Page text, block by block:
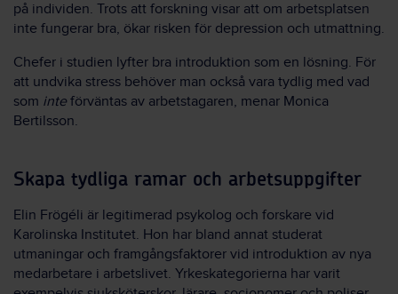
på individen. Trots att forskning visar att om arbetsplatsen
inte fungerar bra, ökar risken för depression och utmattning.
Chefer i studien lyfter bra introduktion som en lösning. För
att undvika stress behöver man också vara tydlig med vad
som inte förväntas av arbetstagaren, menar Monica
Bertilsson.
Skapa tydliga ramar och arbetsuppgifter
Elin Frögéli är legitimerad psykolog och forskare vid
Karolinska Institutet. Hon har bland annat studerat
utmaningar och framgångsfaktorer vid introduktion av nya
medarbetare i arbetslivet. Yrkeskategorierna har varit